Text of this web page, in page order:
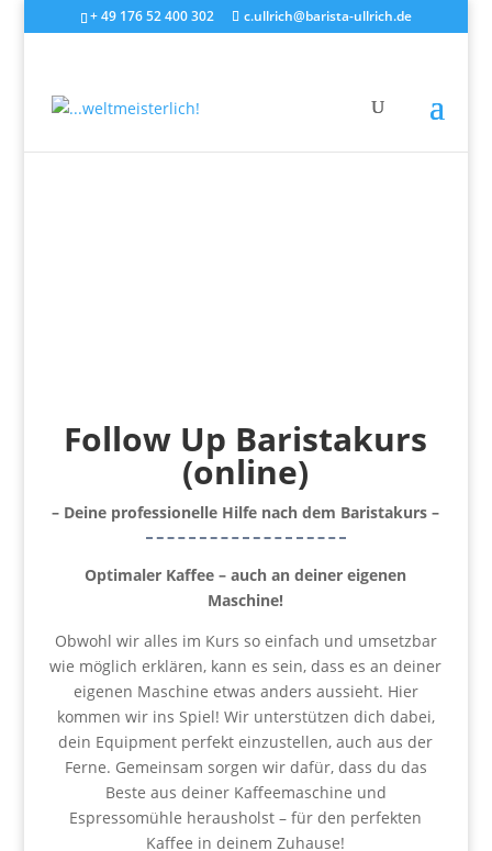
+ 49 176 52 400 302 c.ullrich@barista-ullrich.de
Follow Up Baristakurs
(online)
– Deine professionelle Hilfe nach dem Baristakurs –
Optimaler Kaffee – auch an deiner eigenen
Maschine!
Obwohl wir alles im Kurs so einfach und umsetzbar
wie möglich erklären, kann es sein, dass es an deiner
eigenen Maschine etwas anders aussieht. Hier
kommen wir ins Spiel! Wir unterstützen dich dabei,
dein Equipment perfekt einzustellen, auch aus der
Ferne. Gemeinsam sorgen wir dafür, dass du das
Beste aus deiner Kaffeemaschine und
Espressomühle herausholst – für den perfekten
Kaffee in deinem Zuhause!